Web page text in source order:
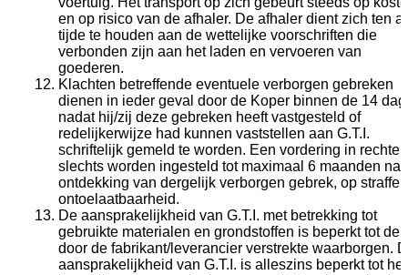
en op risico van de afhaler. De afhaler dient zich ten
tijde te houden aan de wettelijke voorschriften die
verbonden zijn aan het laden en vervoeren van
goederen.
Klachten betreffende eventuele verborgen gebreken
dienen in ieder geval door de Koper binnen de 14
nadat hij/zij deze gebreken heeft vastgesteld of
redelijkerwijze had kunnen vaststellen aan G.T.I.
schriftelijk gemeld te worden. Een vordering in rechte
slechts worden ingesteld tot maximaal 6 maanden na
ontdekking van dergelijk verborgen gebrek, op straffe
ontoelaatbaarheid.
De aansprakelijkheid van G.T.I. met betrekking tot
gebruikte materialen en grondstoffen is beperkt tot de
door de fabrikant/leverancier verstrekte waarborgen.
aansprakelijkheid van G.T.I. is alleszins beperkt tot het